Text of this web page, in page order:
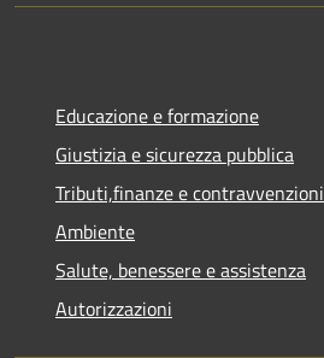
Educazione e formazione
Giustizia e sicurezza pubblica
Tributi,finanze e contravvenzioni
Ambiente
Salute, benessere e assistenza
Autorizzazioni